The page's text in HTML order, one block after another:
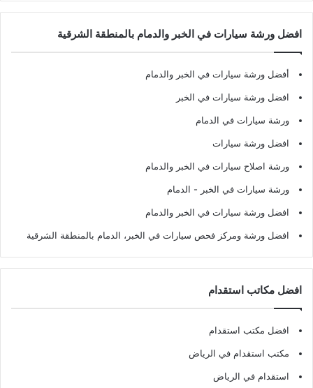
افضل ورشة سيارات في الخبر والدمام بالمنطقة الشرقية
أفضل ورشة سيارات في الخبر والدمام
افضل ورشة سيارات في الخبر
ورشة سيارات في الدمام
افضل ورشة سيارات
ورشة اصلاح سيارات في الخبر والدمام
ورشة سيارات في الخبر - الدمام
افضل ورشة سيارات في الخبر والدمام
افضل ورشة ومركز فحص سيارات في الخبر، الدمام بالمنطقة الشرقية
افضل مكاتب استقدام
افضل مكتب استقدام
مكتب استقدام في الرياض
استقدام في الرياض